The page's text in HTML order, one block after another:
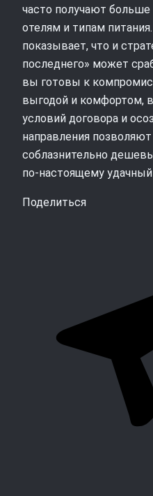
часто получают
отелям и типам
показывает, что и
последнего» может
вы готовы к
выгодой и комфортом,
условий договора и
направления
соблазнительно
по‑настоящему удачный
Поделиться